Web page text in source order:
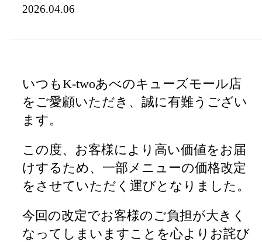
2026.04.06
いつもK-twoあべのキューズモール店
をご愛顧いただき、誠に有難うござい
ます。
この度、お客様により高い価値をお届
けするため、一部メニューの価格改定
をさせていただく運びとなりました。
今回の改定でお客様のご負担が大きく
なってしまいますことを心よりお詫び